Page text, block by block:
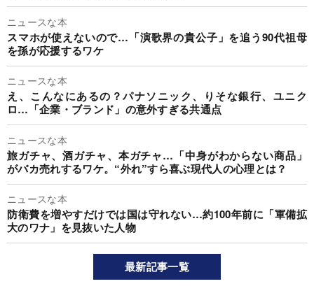
ニュースな本
スマホが使えないので…「演歌界の貴公子」を追う90代祖母
を孫が応援するワケ
ニュースな本
え、こんなにあるの？パナソニック、りそな銀行、ユニク
ロ…「企業・ブランド」の意外すぎる共通点
ニュースな本
旅ガチャ、酒ガチャ、本ガチャ…「中身がわからない商品」
がバカ売れするワケ。“外れ”すら喜ぶ現代人の心理とは？
ニュースな本
防衛費を増やすだけでは国は守れない…約100年前に「軍備拡
大のワナ」を見抜いた人物
最新記事一覧